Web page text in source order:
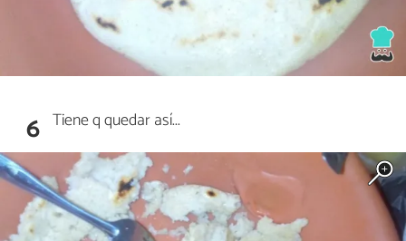
6 Tiene q quedar así...